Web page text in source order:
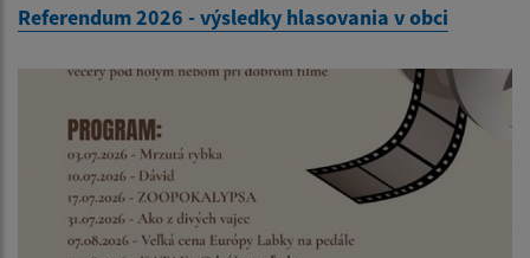
Referendum 2026 - výsledky hlasovania v obci